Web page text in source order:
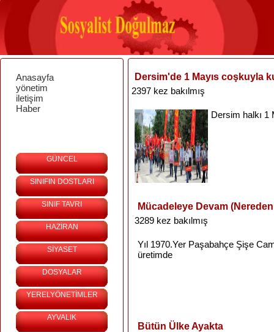
Anasayfa
yönetim
iletişim
Haber
GÜNCEL
SINIFIN DOSTLARI
SINIF TAVRI
HAZİRAN
SİYASET
DOSYALAR
YERELYÖNETİMLER
AYVALIK
Dersim'de 1 Mayıs coşkuyla
2397 kez bakılmış
Dersim halkı 1
Mücadeleye Devam
3289 kez bakılmış
Yıl 1970.Yer Paşabahçe Şişe
üretimde
Bütün Ülke Ayakta